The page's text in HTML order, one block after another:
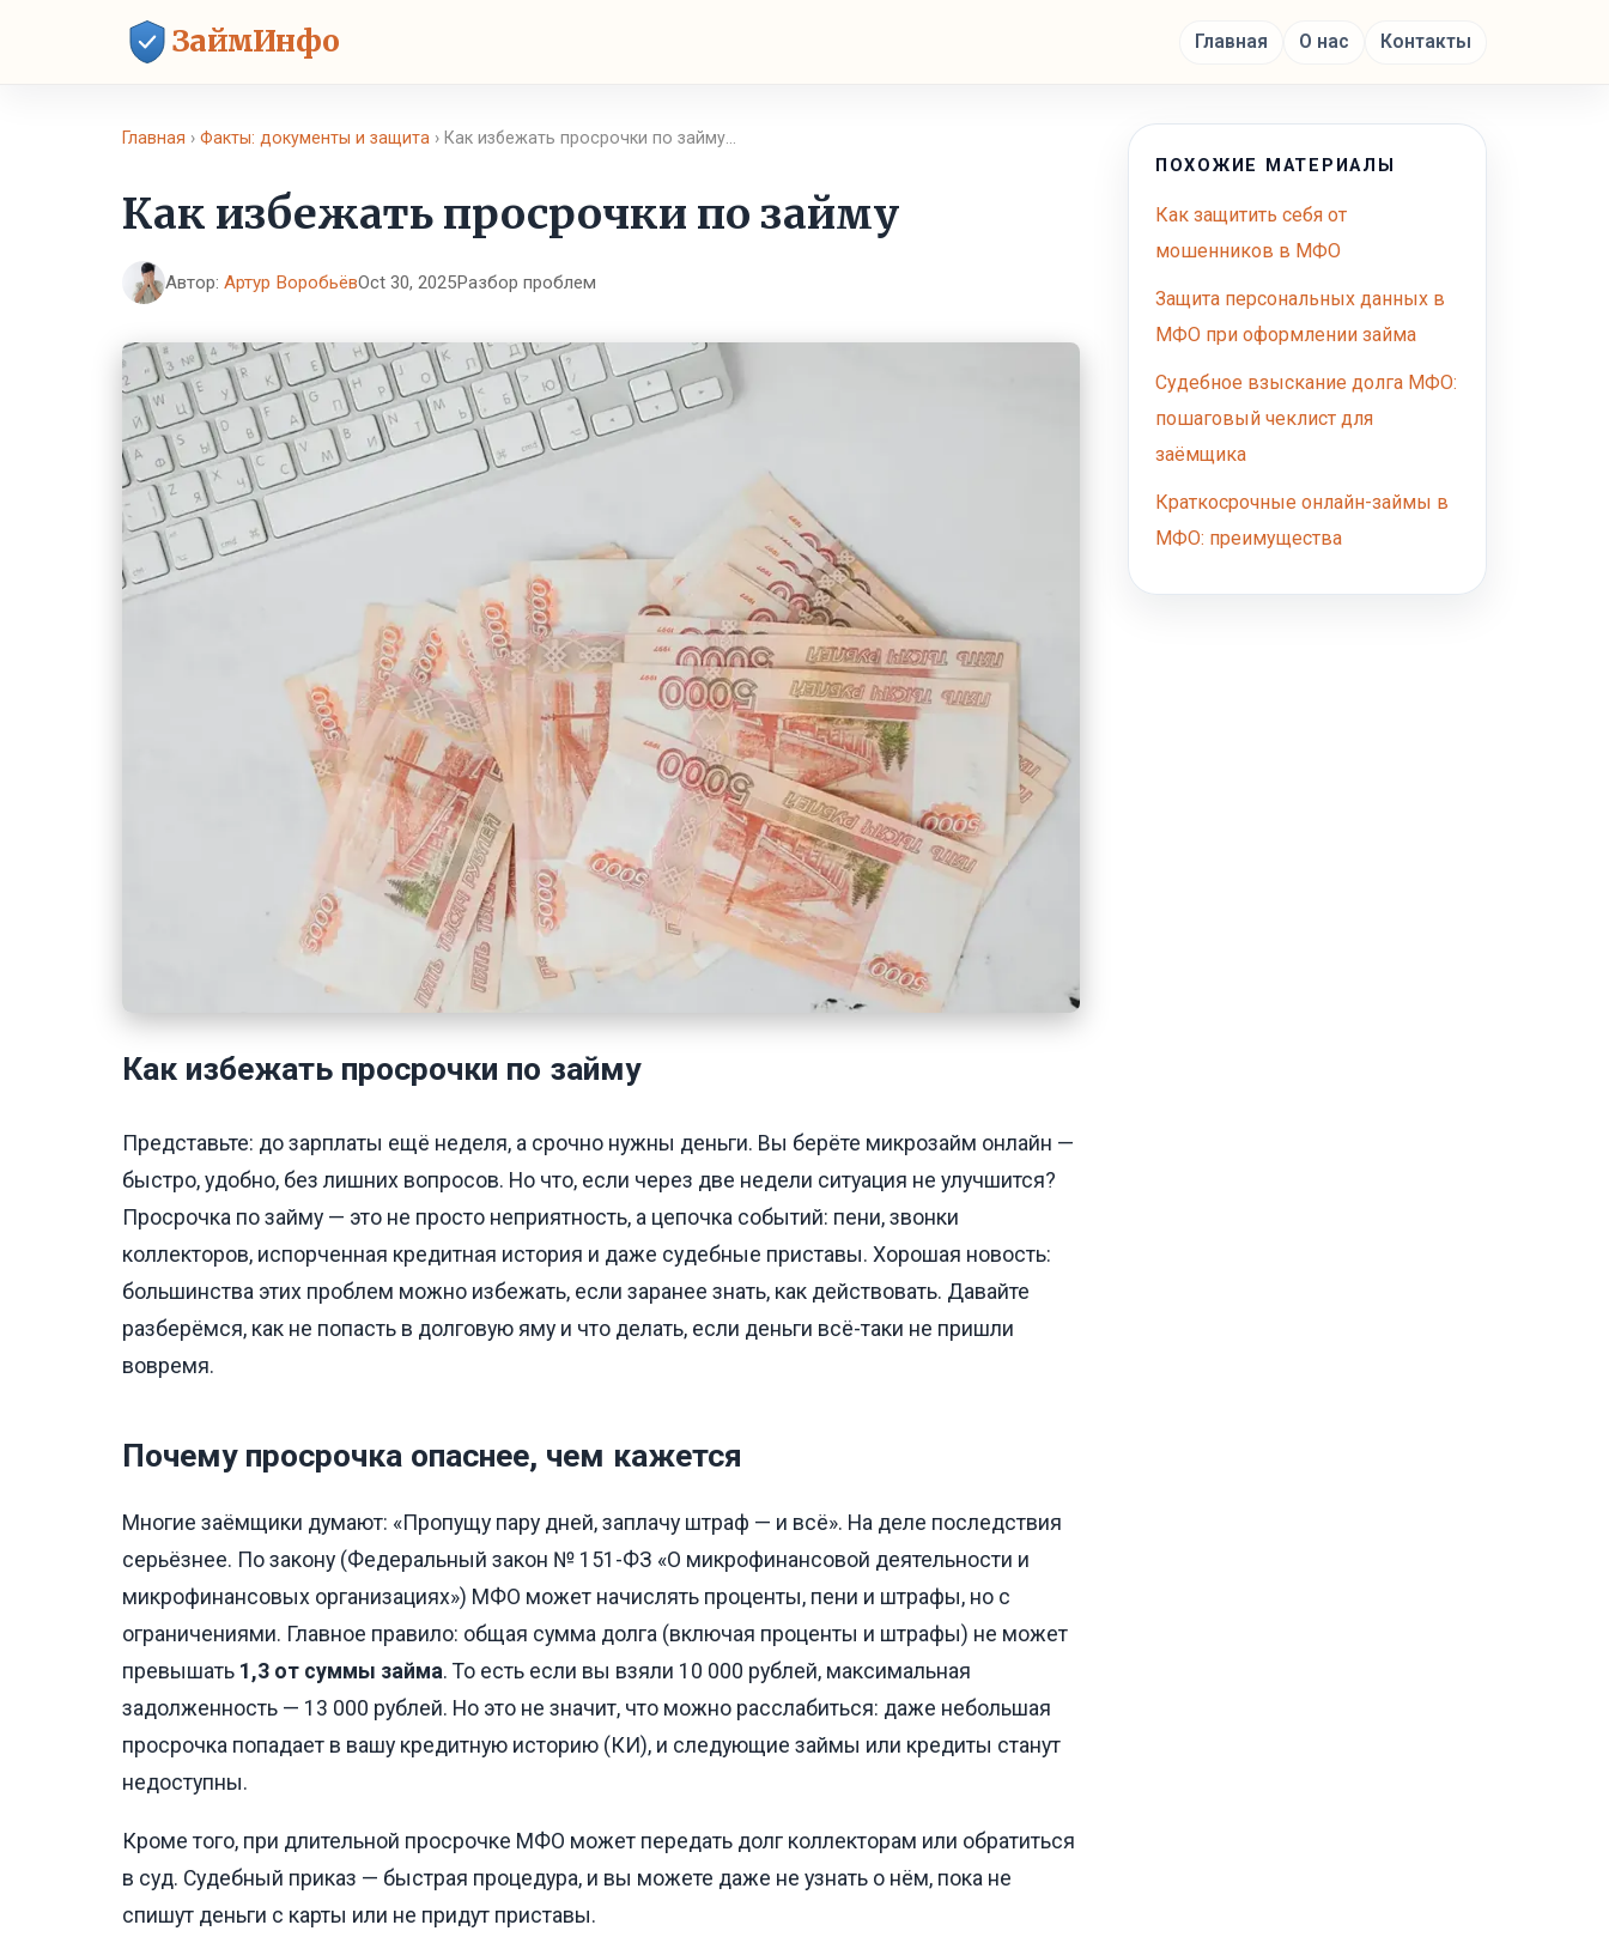
ЗаймИнфо Главная О нас Контакты
Главная › Факты: документы и защита › Как избежать просрочки по займу…
Как избежать просрочки по займу
Автор: Артур ВоробьёвOct 30, 2025Разбор проблем
Как избежать просрочки по займу
Представьте: до зарплаты ещё неделя, а срочно нужны деньги. Вы берёте микрозайм онлайн —
быстро, удобно, без лишних вопросов. Но что, если через две недели ситуация не улучшится?
Просрочка по займу — это не просто неприятность, а цепочка событий: пени, звонки
коллекторов, испорченная кредитная история и даже судебные приставы. Хорошая новость:
большинства этих проблем можно избежать, если заранее знать, как действовать. Давайте
разберёмся, как не попасть в долговую яму и что делать, если деньги всё-таки не пришли
вовремя.
Почему просрочка опаснее, чем кажется
Многие заёмщики думают: «Пропущу пару дней, заплачу штраф — и всё». На деле последствия
серьёзнее. По закону (Федеральный закон № 151-ФЗ «О микрофинансовой деятельности и
микрофинансовых организациях») МФО может начислять проценты, пени и штрафы, но с
ограничениями. Главное правило: общая сумма долга (включая проценты и штрафы) не может
превышать 1,3 от суммы займа. То есть если вы взяли 10 000 рублей, максимальная
задолженность — 13 000 рублей. Но это не значит, что можно расслабиться: даже небольшая
просрочка попадает в вашу кредитную историю (КИ), и следующие займы или кредиты станут
недоступны.
Кроме того, при длительной просрочке МФО может передать долг коллекторам или обратиться
в суд. Судебный приказ — быстрая процедура, и вы можете даже не узнать о нём, пока не
спишут деньги с карты или не придут приставы.
ПОХОЖИЕ МАТЕРИАЛЫ
Как защитить себя от
мошенников в МФО
Защита персональных данных в
МФО при оформлении займа
Судебное взыскание долга МФО:
пошаговый чеклист для
заёмщика
Краткосрочные онлайн-займы в
МФО: преимущества